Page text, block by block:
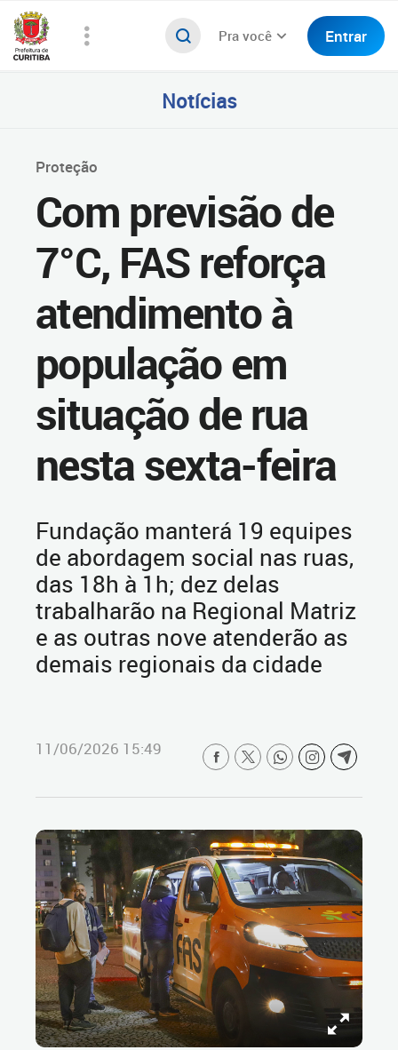
Pra você Entrar
Notícias
Proteção
Com previsão de
7°C, FAS reforça
atendimento à
população em
situação de rua
nesta sexta-feira
Fundação manterá 19 equipes
de abordagem social nas ruas,
das 18h à 1h; dez delas
trabalharão na Regional Matriz
e as outras nove atenderão as
demais regionais da cidade
11/06/2026 15:49